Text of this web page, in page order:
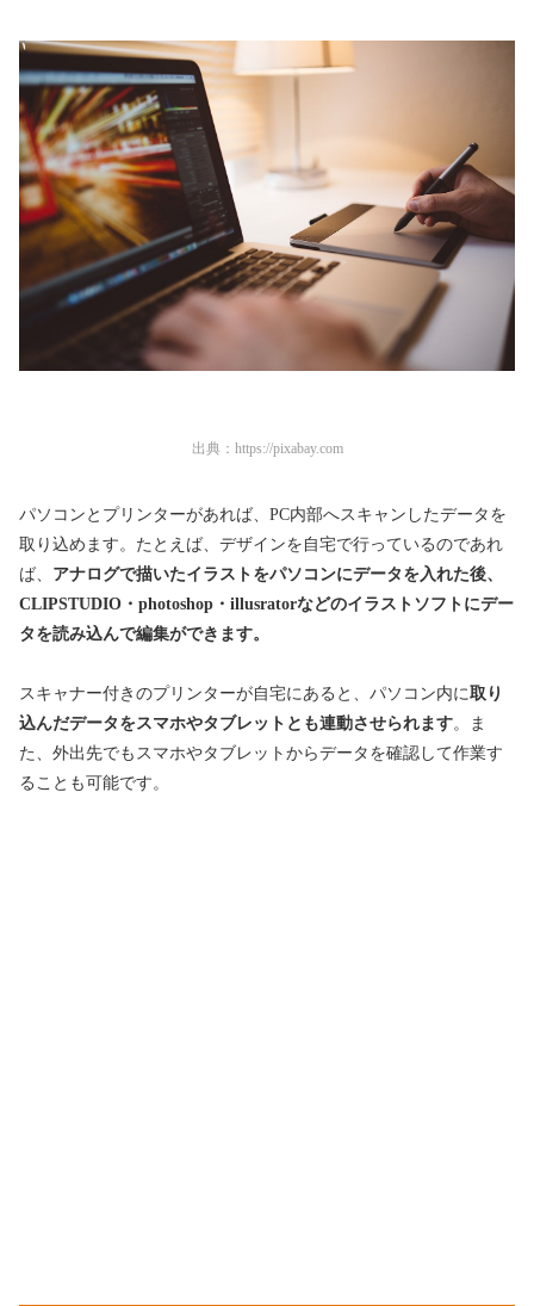
出典： https://pixabay.com
パソコンとプリンターがあれば、PC内部へスキャンしたデータを
取り込めます。たとえば、デザインを自宅で行っているのであれ
ば、 アナログで描いたイラストをパソコンにデータを入れた後、
CLIPSTUDIO・photoshop・illusratorなどのイラストソフトにデー
タを読み込んで編集ができます。
スキャナー付きのプリンターが自宅にあると、パソコン内に取り
込んだデータをスマホやタブレットとも連動させられます。ま
た、外出先でもスマホやタブレットからデータを確認して作業す
ることも可能です。